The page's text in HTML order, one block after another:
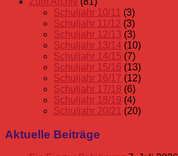
Schuljahr 10/11 (3)
Schuljahr 11/12 (3)
Schuljahr 12/13 (3)
Schuljahr 13/14 (10)
Schuljahr 14/15 (7)
Schuljahr 15/16 (13)
Schuljahr 16/17 (12)
Schuljahr 17/18 (6)
Schuljahr 18/19 (4)
Schuljahr 20/21 (20)
Aktuelle Beiträge